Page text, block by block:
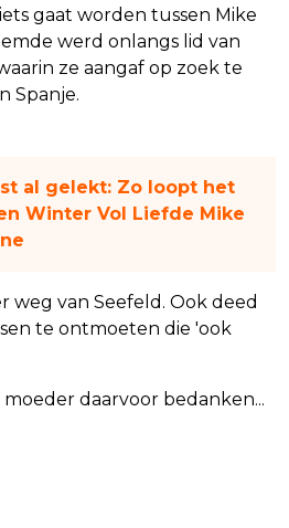
gaat worden tussen Mike
werd onlangs lid van
ze aangaf op zoek te
Spanje.
al gelekt: Zo loopt het
Winter Vol Liefde Mike
weg van Seefeld. Ook deed
te ontmoeten die 'ook
daarvoor bedanken...